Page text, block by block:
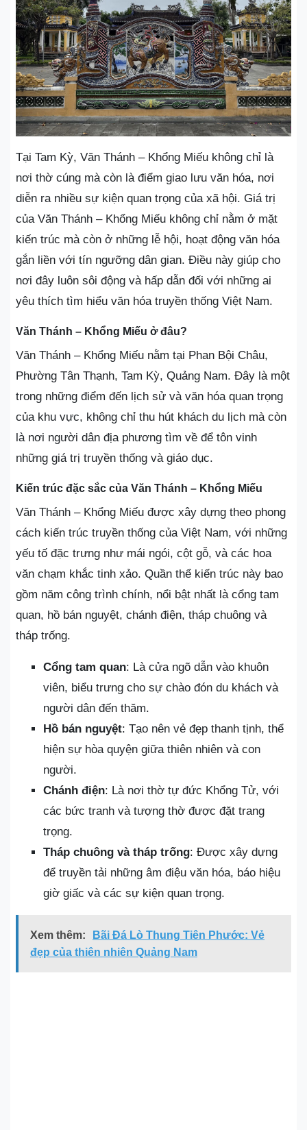
Tại Tam Kỳ, Văn Thánh – Khổng Miếu không chỉ là
nơi thờ cúng mà còn là điểm giao lưu văn hóa, nơi
diễn ra nhiều sự kiện quan trọng của xã hội. Giá trị
của Văn Thánh – Khổng Miếu không chỉ nằm ở mặt
kiến trúc mà còn ở những lễ hội, hoạt động văn hóa
gắn liền với tín ngưỡng dân gian. Điều này giúp cho
nơi đây luôn sôi động và hấp dẫn đối với những ai
yêu thích tìm hiểu văn hóa truyền thống Việt Nam.
Văn Thánh – Khổng Miếu ở đâu?
Văn Thánh – Khổng Miếu nằm tại Phan Bội Châu,
Phường Tân Thạnh, Tam Kỳ, Quảng Nam. Đây là một
trong những điểm đến lịch sử và văn hóa quan trọng
của khu vực, không chỉ thu hút khách du lịch mà còn
là nơi người dân địa phương tìm về để tôn vinh
những giá trị truyền thống và giáo dục.
Kiến trúc đặc sắc của Văn Thánh – Khổng Miếu
Văn Thánh – Khổng Miếu được xây dựng theo phong
cách kiến trúc truyền thống của Việt Nam, với những
yếu tố đặc trưng như mái ngói, cột gỗ, và các hoa
văn chạm khắc tinh xảo. Quần thể kiến trúc này bao
gồm năm công trình chính, nổi bật nhất là cổng tam
quan, hồ bán nguyệt, chánh điện, tháp chuông và
tháp trống.
Cổng tam quan: Là cửa ngõ dẫn vào khuôn
viên, biểu trưng cho sự chào đón du khách và
người dân đến thăm.
Hồ bán nguyệt: Tạo nên vẻ đẹp thanh tịnh, thể
hiện sự hòa quyện giữa thiên nhiên và con
người.
Chánh điện: Là nơi thờ tự đức Khổng Tử, với
các bức tranh và tượng thờ được đặt trang
trọng.
Tháp chuông và tháp trống: Được xây dựng
để truyền tải những âm điệu văn hóa, báo hiệu
giờ giấc và các sự kiện quan trọng.
Xem thêm:
Bãi Đá Lò Thung Tiên Phước: Vẻ
đẹp của thiên nhiên Quảng Nam